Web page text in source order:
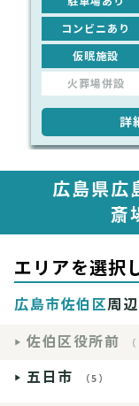
コンビニあり
仮眠施設
火葬場併設
詳
広島県広
斎
エリアを選択
広島市佐伯区周
佐伯区役所前
五日市 （5）